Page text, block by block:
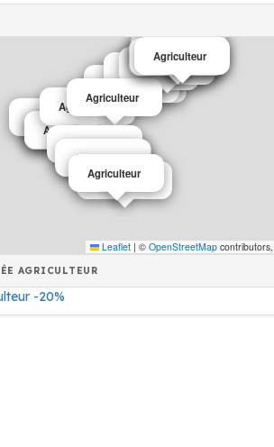
Agriculteur
Agriculteur
Agriculteur
Agriculteur
Agriculteur
Agriculteur
Agriculteur
Agriculteur
Agriculteur
Agriculteur
Agriculteur
Agriculteur
Agriculteur
Agriculteur
Agriculteur
Agriculteur
Agriculteur
Agriculteur
Agriculteur
Leaflet | © OpenStreetMap
AGRICULTEUR
-20%